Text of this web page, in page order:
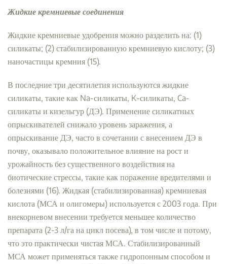
Жидкие кремниевые соединения
Жидкие кремниевые удобрения можно разделить на: (1)
силикаты; (2) стабилизированную кремниевую кислоту; (3)
наночастицы кремния (15).
В последние три десятилетия используются жидкие
силикаты, такие как Na-силикаты, K-силикаты, Ca-
силикаты и кизельгур (ДЭ). Применение силикатных
опрыскивателей снижало уровень заражения, а
опрыскивание ДЭ, часто в сочетании с внесением ДЭ в
почву, оказывало положительное влияние на рост и
урожайность без существенного воздействия на
биотические стрессы, такие как поражение вредителями и
болезнями (16). Жидкая (стабилизированная) кремниевая
кислота (МСА и олигомеры) используется с 2003 года. При
внекорневом внесении требуется меньшее количество
препарата (2-3 л/га на цикл посева), в том числе и потому,
что это практически чистая МСА. Стабилизированный
МСА может применяться также гидропонным способом и